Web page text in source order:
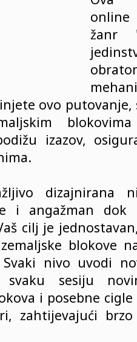
online
žanr
ovo putovanje,
izazov,
dizajnirana
i angažman dok
cilj je
blokove
Svaki nivo uvodi
svaku sesiju
i posebne
zahtijevajući